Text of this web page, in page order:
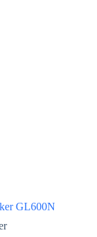
GL600N